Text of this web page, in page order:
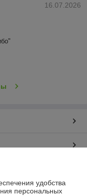
16.07.2026
удобства
персональных